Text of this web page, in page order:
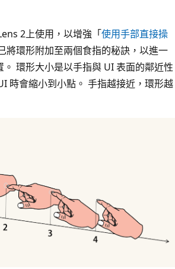
2上使用，以增強「使用手部直接操
將環形附加至兩個食指的秘訣，以進一
環形大小是以手指與 UI 表面的鄰近性
時會縮小到小點。 手指越接近，環形越